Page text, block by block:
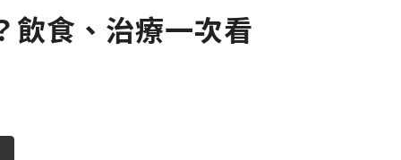
飲食、治療一次看